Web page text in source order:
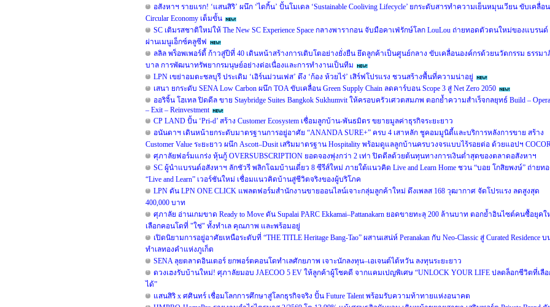
อสังหาฯ รายแรก! ‘แสนสิริ’ ผนึก ‘ไดกิ้น’ ปั้นโมเดล ‘Sustainable Cooliving Lifecycle’ ยกระดับสารทำความเย็นหมุนเวียน ขับเคลื่อน
Circular Economy เต็มขั้น
SC เติมรสชาติใหม่ให้ The New SC Experience Space กลางพารากอน จับมือคาเฟ่รักษ์โลก LouLou ถ่ายทอดตัวตนใหม่ของแบรนด์
ผ่านเมนูเอ็กซ์คลูซีฟ
ลลิล พร็อพเพอร์ตี้ ก้าวสู่ปีที่ 40 เดินหน้าสร้างการเติบโตอย่างยั่งยืน ยึดลูกค้าเป็นศูนย์กลาง ขับเคลื่อนองค์กรด้วยนวัตกรรม ธรรมา
บาล การพัฒนาทรัพยากรมนุษย์อย่างต่อเนื่องและการทำงานเป็นทีม
LPN เขย่าอมตะชลบุรี ประเดิม ‘เอิร์นม่วนเฟส’ ดึง ‘ก้อง ห้วยไร่’ เสิร์ฟโปรแรง ชวนสร้างพื้นที่ความน่าอยู่
เสนา ยกระดับ SENA Low Carbon ผนึก TOA ขับเคลื่อน Green Supply Chain ลดคาร์บอน Scope 3 สู่ Net Zero 2050
ออริจิ้น โฮเทล ปิดดีล ขาย Staybridge Suites Bangkok Sukhumvit ให้ครอบครัวเศวตสมภพ ตอกย้ำความสำเร็จกลยุทธ์ Build –
– Exit – Reinvestment
CP LAND ปั้น ‘Pri-d’ สร้าง Customer Ecosystem เชื่อมลูกบ้าน-พันธมิตร ขยายมูลค่าธุรกิจระยะยาว
อนันดาฯ เดินหน้ายกระดับมาตรฐานการอยู่อาศัย “ANANDA SURE+” ครบ 4 เสาหลัก ชูคอมมูนิตี้และบริการหลังการขาย สร้าง
Customer Value ระยะยาว ผนึก Ascott–Dusit เสริมมาตรฐาน Hospitality พร้อมดูแลลูกบ้านครบวงจรแบบไร้รอยต่อ ด้วยแอปฯ
ศุภาลัยฟอร์มแกร่ง หุ้นกู้ OVERSUBSCRIPTION ยอดจองพุ่งกว่า 2 เท่า ปิดดีลด้วยต้นทุนทางการเงินต่ำสุดของตลาดอสังหาฯ
SC ผู้นำแบรนด์อสังหาฯ ลักชัวรี พลิกโฉมบ้านเดี่ยว 8 ซีรีส์ใหม่ ภายใต้แนวคิด Live and Learn Home ชวน “บอย โกสิยพงษ์” ถ่ายท
“Live and Learn” เวอร์ชันใหม่ เชื่อมแนวคิดบ้านสู่ชีวิตจริงของผู้บริโภค
LPN ดัน LPN ONE CLICK แพลตฟอร์มสำนักงานขายออนไลน์เจาะกลุ่มลูกค้าใหม่ ดึงเพลส 168 วุฒากาศ จัดโปรแรง ลดสูงสุด
400,000 บาท
ศุภาลัย อ่านเกมขาด Ready to Move ดัน Supalai PARC Ekkamai–Pattanakarn ยอดขายทะลุ 200 ล้านบาท ตอกย้ำอินไซต์คนซื้อยุคใ
เลือกคอนโดที่ "ใช่" ทั้งทำเล คุณภาพ และพร้อมอยู่
เปิดนิยามการอยู่อาศัยเหนือระดับที่ “THE TITLE Heritage Bang-Tao” ผสานเสน่ห์ Peranakan กับ Neo-Classic สู่ Curated Residence บ
ทำเลทองคำแห่งภูเก็ต
SENA ลุยตลาดอินเตอร์ ยกพอร์ตคอนโดทำเลศักยภาพ เจาะนักลงทุน–เอเจนต์ไต้หวัน ลงทุนระยะยาว
ดวงเฮงรับบ้านใหม่! ศุภาลัยมอบ JAECOO 5 EV ให้ลูกค้าผู้โชคดี จากแคมเปญพิเศษ “UNLOCK YOUR LIFE ปลดล็อกชีวิตที่เลื
ได้”
แสนสิริ x ศศินทร์ เชื่อมโลกการศึกษาสู่โลกธุรกิจจริง ปั้น Future Talent พร้อมรับความท้าทายแห่งอนาคต